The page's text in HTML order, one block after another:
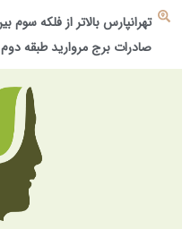
صادرات برج مروارید طبقه دوم واحد ۱۰